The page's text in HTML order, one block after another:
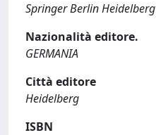
Springer Berlin Heidelberg
Nazionalità editore.
GERMANIA
Città editore
Heidelberg
ISBN